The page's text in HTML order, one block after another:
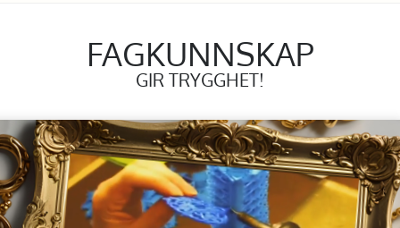
FAGKUNNSKAP
GIR TRYGGHET!